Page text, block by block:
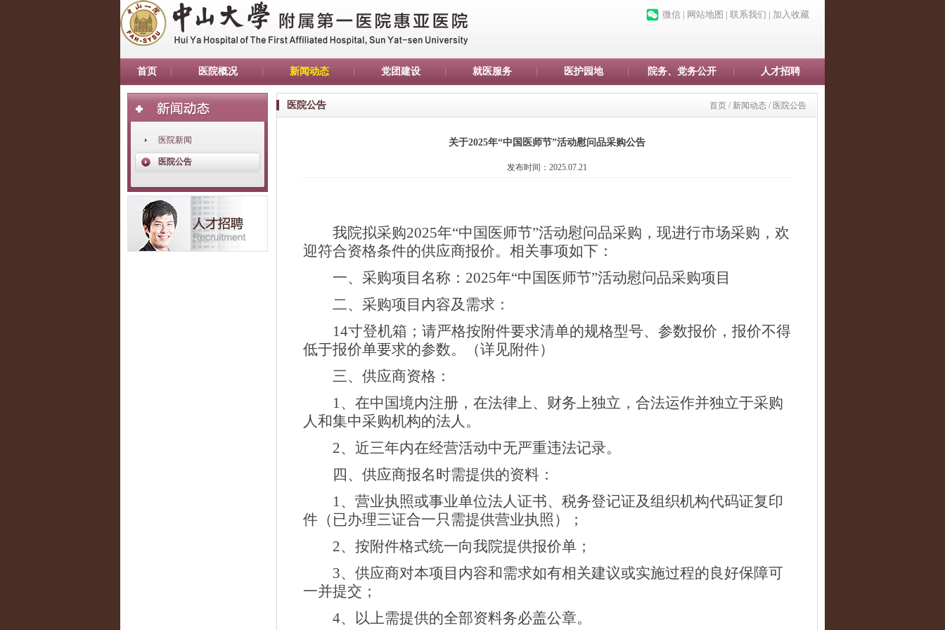
微信 | 网站地图 | 联系我们 | 加入收藏
首页 医院概况 新闻动态 党团建设 就医服务 医护园地 院务、党务公开 人才招聘
医院新闻
医院公告
首页 / 新闻动态 / 医院公告
医院公告
关于2025年“中国医师节”活动慰问品采购公告
发布时间：2025.07.21
我院拟采购2025年“中国医师节”活动慰问品采购，现进行市场采购，欢
迎符合资格条件的供应商报价。相关事项如下：
一、采购项目名称： 2025年“中国医师节”活动慰问品采购项目
二、采购项目内容及需求：
14寸登机箱；请严格按附件要求清单的规格型号、参数报价，报价不得
低于报价单要求的参数。（详见附件）
三、供应商资格：
1、在中国境内注册，在法律上、财务上独立，合法运作并独立于采购
人和集中采购机构的法人。
2、近三年内在经营活动中无严重违法记录。
四、供应商报名时需提供的资料：
1、营业执照或事业单位法人证书、税务登记证及组织机构代码证复印
件（已办理三证合一只需提供营业执照）；
2、按附件格式统一向我院提供报价单；
3、供应商对本项目内容和需求如有相关建议或实施过程的良好保障可
一并提交；
4、以上需提供的全部资料务必盖公章。